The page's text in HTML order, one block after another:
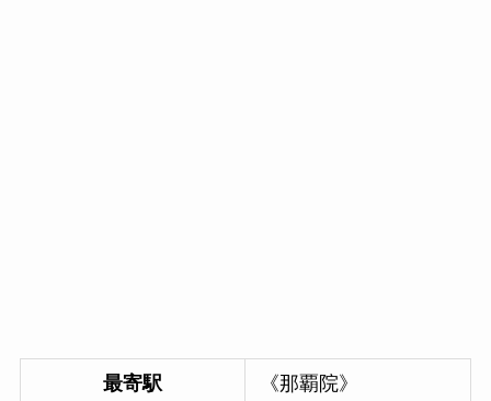
最寄駅
《那覇院》